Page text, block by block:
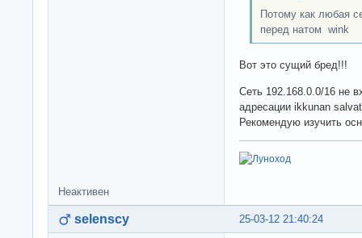
Потому как любая
перед натом wink
Вот это сущий бред!!!
Сеть 192.168.0.0/16 не
адресации ikkunan
Рекомендую изучить
Неактивен
25-03-12 21:40:24
selenscy